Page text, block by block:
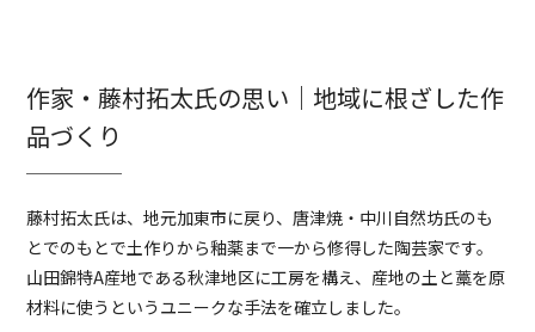
作家・藤村拓太氏の思い｜地域に根ざした作
品づくり
藤村拓太氏は、地元加東市に戻り、唐津焼・中川自然坊氏のも
とでのもとで土作りから釉薬まで一から修得した陶芸家です。
山田錦特A産地である秋津地区に工房を構え、産地の土と藁を原
材料に使うというユニークな手法を確立しました。